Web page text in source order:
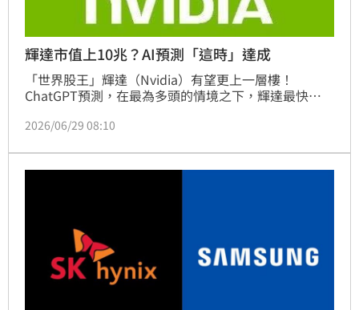
輝達市值上10兆？AI預測「這時」達成
「世界股王」輝達（Nvidia）有望更上一層樓！
ChatGPT預測，在最為多頭的情境之下，輝達最快
319兆台幣）的史上首家企業。
2026/06/29 08:10